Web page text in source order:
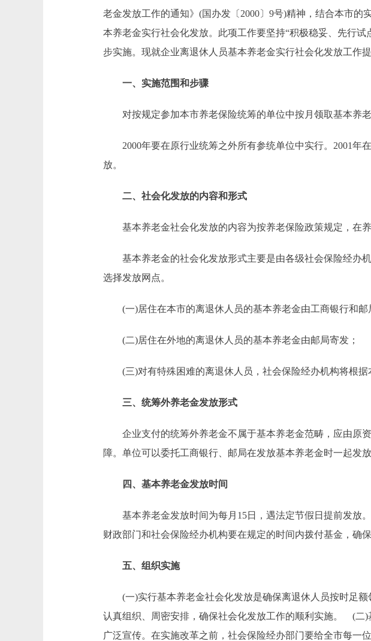
老金发放工作的通知》(国办发〔2000〕9号)精神，结合本市的
本养老金实行社会化发放。此项工作要坚持“积极稳妥、先行
步实施。现就企业离退休人员基本养老金实行社会化发放工作
一、实施范围和步骤
对按规定参加本市养老保险统筹的单位中按月领取基本养老
2000年要在原行业统筹之外所有参统单位中实行。2001年
放。
二、社会化发放的内容和形式
基本养老金社会化发放的内容为按养老保险政策规定，在养
基本养老金的社会化发放形式主要是由各级社会保险经办
选择发放网点。
(一)居住在本市的离退休人员的基本养老金由工商银行和邮
(二)居住在外地的离退休人员的基本养老金由邮局寄发；
(三)对有特殊困难的离退休人员，社会保险经办机构将根据
三、统筹外养老金发放形式
企业支付的统筹外养老金不属于基本养老金范畴，应由原
障。单位可以委托工商银行、邮局在发放基本养老金时一起发放
四、基本养老金发放时间
基本养老金发放时间为每月15日，遇法定节假日提前发放
财政部门和社会保险经办机构要在规定的时间内拨付基金，确
五、组织实施
(一)实行基本养老金社会化发放是确保离退休人员按时足额
认真组织、周密安排，确保社会化发放工作的顺利实施。 (二
广泛宣传。在实施改革之前，社会保险经办部门要给全市每一